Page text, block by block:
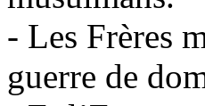
- Les Frères
guerre de